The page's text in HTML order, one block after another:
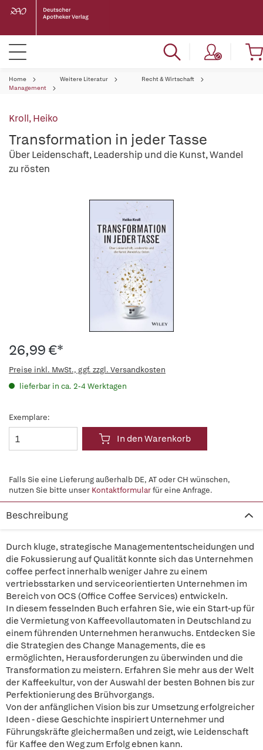
Home Weitere Literatur
Recht & Wirtschaft
Management
Kroll, Heiko
Transformation in jeder Tasse
Über Leidenschaft, Leadership und die Kunst, Wandel
zu rösten
26,99 €*
Preise inkl. MwSt., ggf. zzgl. Versandkosten
lieferbar in ca. 2-4 Werktagen
Exemplare:
In den Warenkorb
Falls Sie eine Lieferung außerhalb DE, AT oder CH wünschen,
nutzen Sie bitte unser Kontaktformularfür eine Anfrage.
Beschreibung
Durch kluge, strategische Managemententscheidungen und
die Fokussierung auf Qualität konnte sich das Unternehmen
coffee perfect innerhalb weniger Jahre zu einem
vertriebsstarken und serviceorientierten Unternehmen im
Bereich von OCS (Office Coffee Services) entwickeln.
In diesem fesselnden Buch erfahren Sie, wie ein Start-up für
die Vermietung von Kaffeevollautomaten in Deutschland zu
einem führenden Unternehmen heranwuchs. Entdecken Sie
die Strategien des Change Managements, die es
ermöglichten, Herausforderungen zu überwinden und die
Transformation zu meistern. Erfahren Sie mehr aus der Welt
der Kaffeekultur, von der Auswahl der besten Bohnen bis zur
Perfektionierung des Brühvorgangs.
Von der anfänglichen Vision bis zur Umsetzung erfolgreicher
Ideen - diese Geschichte inspiriert Unternehmer und
Führungskräfte gleichermaßen und zeigt, wie Leidenschaft
für Kaffee den Weg zum Erfolg ebnen kann.